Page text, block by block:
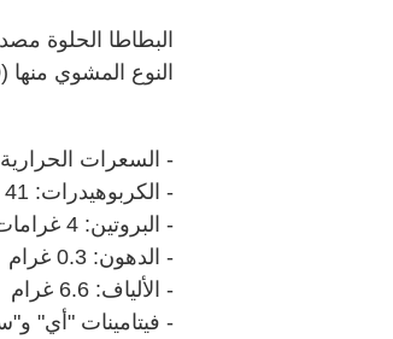
البطاطا الحلوة
النوع المشوي منها (200 غرام) على:
- السعرات الحرارية:
- الكربوهيدرات: 41 غرام
- البروتين: 4 غرامات
- الدهون: 0.3 غرام
- الألياف: 6.6 غرام
- فيتامينات "أي"